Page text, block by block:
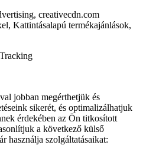
creativecdn.com
Kattintásalapú termékajánlások,
jobban megérthetjük és
sikerét, és optimalizálhatjuk
érdekében az Ön titkosított
a következő külső
használja szolgáltatásaikat: